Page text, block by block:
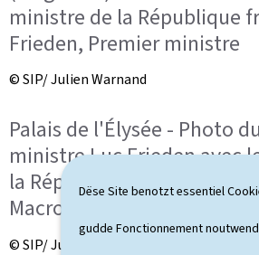
Dëse Site benotzt essentiel
gudde Fonctionnement
ministre de la République
Frieden, Premier ministre
© SIP/ Julien Warnand
Palais de l'Élysée - Photo
ministre Luc Frieden avec
la République française,
Macron
© SIP/ Julien Warnand